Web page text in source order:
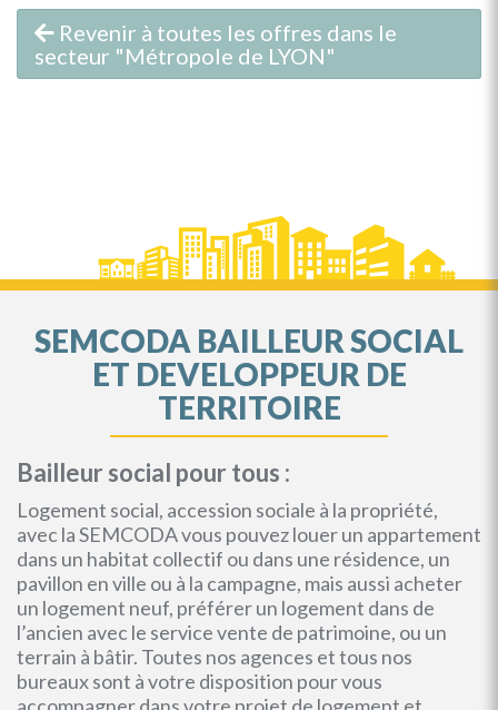
Revenir à toutes les offres dans le
secteur "Métropole de LYON"
SEMCODA BAILLEUR SOCIAL
ET DEVELOPPEUR DE
TERRITOIRE
Bailleur social pour tous :
Logement social, accession sociale à la propriété,
avec la SEMCODA vous pouvez louer un appartement
dans un habitat collectif ou dans une résidence, un
pavillon en ville ou à la campagne, mais aussi acheter
un logement neuf, préférer un logement dans de
l’ancien avec le service vente de patrimoine, ou un
terrain à bâtir. Toutes nos agences et tous nos
bureaux sont à votre disposition pour vous